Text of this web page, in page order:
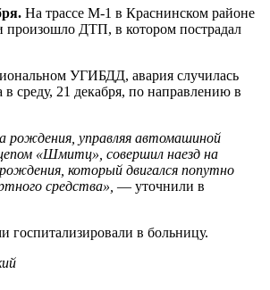
На трассе М-1 в Краснинском районе
произошло ДТП, в котором пострадал
УГИБДД, авария случилась
в среду, 21 декабря, по направлению в
рождения, управляя автомашиной
«Шмитц», совершил наезд на
который двигался попутно
средства», — уточнили в
госпитализировали в больницу.